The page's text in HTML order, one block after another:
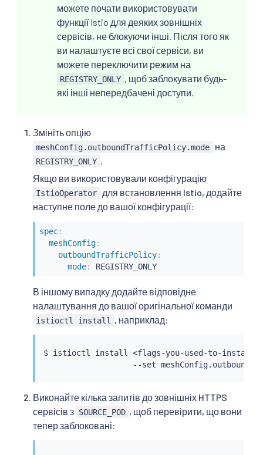
можете почати використовувати
функції Istio для деяких зовнішніх
сервісів, не блокуючи інші. Після того як
ви налаштуєте всі свої сервіси, ви
можете переключити режим на
REGISTRY_ONLY , щоб заблокувати будь-
які інші непередбачені доступи.
Змініть опцію
meshConfig.outboundTrafficPolicy.mode на
REGISTRY_ONLY
Якщо ви використовували конфігурацію
IstioOperator
для встановлення Istio, додайте
наступне поле до вашої конфігурації:
spec:
meshConfig:
outboundTrafficPolicy:
mode: REGISTRY_ONLY
В іншому випадку додайте відповідне
налаштування до вашої оригінальної команди
istioctl install , наприклад:
$ istioctl install <flags-you-used-to-
--set
Виконайте кілька запитів до зовнішніх HTTPS
сервісів з SOURCE_POD , щоб перевірити, що вони
тепер заблоковані: